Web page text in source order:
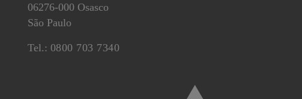
06276-000 Osasco
São Paulo
Tel.: 0800 703 7340